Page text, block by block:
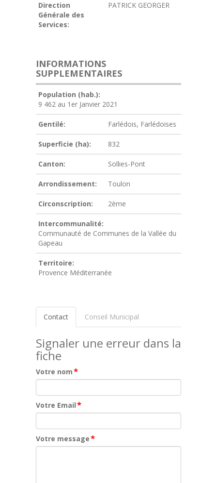
Direction
Générale des
Services:
PATRICK GEORGER
INFORMATIONS
SUPPLEMENTAIRES
Population (hab.):
9 462 au 1er Janvier 2021
Gentilé: Farlédois, Farlédoises
Superficie (ha): 832
Canton: Sollies-Pont
Arrondissement: Toulon
Circonscription: 2ème
Intercommunalité:
Communauté de Communes de la Vallée du
Gapeau
Territoire:
Provence Méditerranée
Contact Conseil Municipal
Signaler une erreur dans la
fiche
Votre nom*
Votre Email*
Votre message*